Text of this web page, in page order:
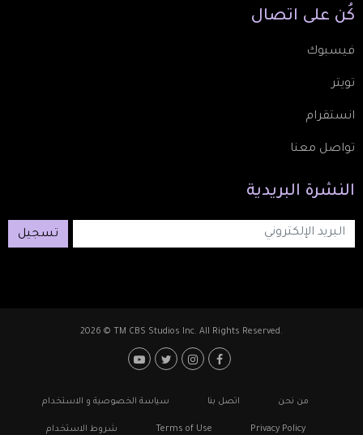
كُن على اتصال
فيسبوك
تويتر
انستقرام
تواصل معنا
النشرة البريدية
تسجيل
2026 © TM CBS Studios Inc. All Rights Reserved.
Footer: Social Media
Footerمن نحن اتصل بنا سياسة الخصوصية و الاستخدام
Privacy Policy
Terms of Use شروط الاستخدام